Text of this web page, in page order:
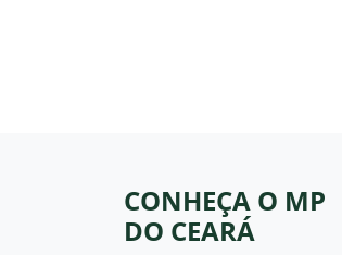
CONHEÇA O MP
DO CEARÁ